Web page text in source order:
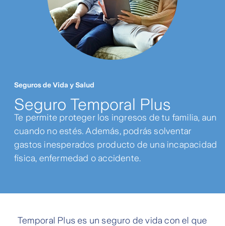
Seguros de Vida y Salud
Seguro Temporal Plus
Te permite proteger los ingresos de tu familia, aun
cuando no estés. Además, podrás solventar
gastos inesperados producto de una incapacidad
física, enfermedad o accidente.
Temporal Plus es un seguro de vida con el que